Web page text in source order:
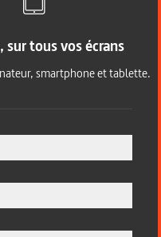
tous vos écrans
smartphone et tablette.